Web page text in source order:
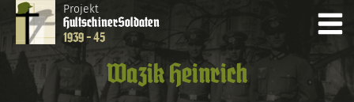
Projekt
HultschinerSoldaten
1939 - 45
Wazik Heinrich